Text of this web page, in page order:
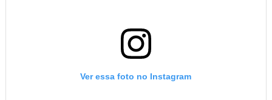
Ver essa foto no Instagram